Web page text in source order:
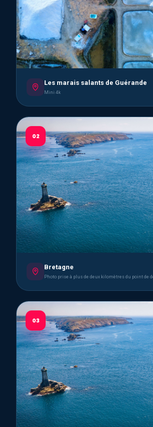
Les marais salants de Guérande
Mini 4k
02
Bretagne
Photo prise à plus de deux kilomètres du point de
03